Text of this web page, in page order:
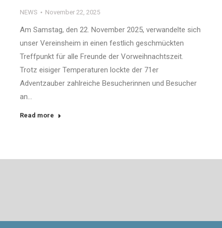
NEWS November 22, 2025
Am Samstag, den 22. November 2025, verwandelte sich
unser Vereinsheim in einen festlich geschmückten
Treffpunkt für alle Freunde der Vorweihnachtszeit.
Trotz eisiger Temperaturen lockte der 71er
Adventzauber zahlreiche Besucherinnen und Besucher
an…
Read more